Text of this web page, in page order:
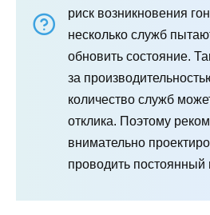
риск возникновения
несколько служб
обновить состояние.
за
количество служб
отклика. Поэтому
внимательно
проводить постоянный